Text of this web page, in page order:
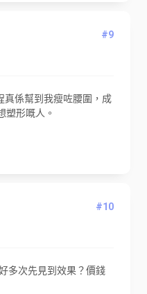
#9
真係幫到我瘦咗腰圍，成
塑形嘅人。
#10
多次先見到效果？價錢